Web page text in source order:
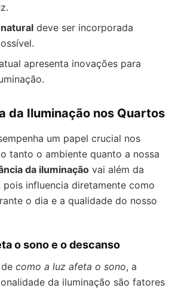
deve ser incorporada
apresenta inovações para
da Iluminação nos Quartos
um papel crucial nos
tanto o ambiente quanto a nossa
da iluminação vai além da
pois influencia diretamente como
o dia e a qualidade do nosso
o sono e o descanso
como a luz afeta o sono, a
da iluminação são fatores